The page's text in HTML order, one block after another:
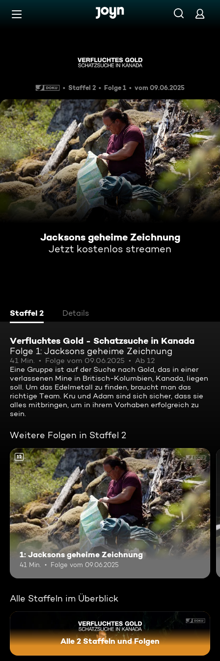
Zum Inhalt springen
Staffel 2 Folge 1 vom 09.06.2025
Jacksons geheime Zeichnung
Jetzt kostenlos streamen
Staffel 2 Details
Verfluchtes Gold - Schatzsuche in Kanada
Folge 1: Jacksons geheime Zeichnung
41 Min. Folge vom 09.06.2025
Ab 12
Eine Gruppe ist auf der Suche nach Gold, das in einer
verlassenen Mine in Britisch-Kolumbien, Kanada, liegen
soll. Um das Edelmetall zu finden, braucht man das
richtige Team. Kru und Adam sind sich sicher, dass sie
alles mitbringen, um in ihrem Vorhaben erfolgreich zu
sein.
Weitere Folgen in Staffel 2
12
1: Jacksons geheime Zeichnung
41 Min. Folge vom 09.06.2025
Alle Staffeln im Überblick
Verfluchtes Gold -
Alle 2 Staffeln und Folgen